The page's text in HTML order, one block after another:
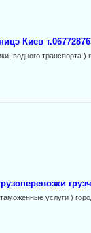
Киев
водного транспорта )
услуги )